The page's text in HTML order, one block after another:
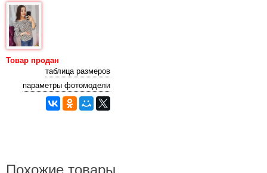
Товар продан
таблица размеров
параметры фотомодели
Похожие товары